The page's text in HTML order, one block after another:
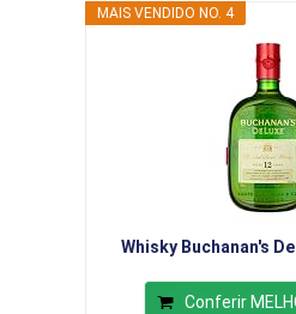
MAIS VENDIDO NO. 4
Whisky Buchanan's
Conferir